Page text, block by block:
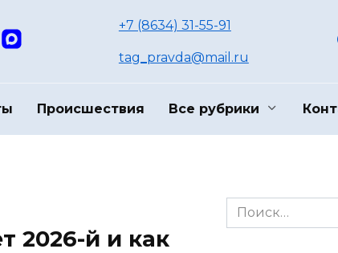
+7 (8634) 31-55-91
tag_pravda@mail.ru
Происшествия Все рубрики
2026-й и как
Search
for: